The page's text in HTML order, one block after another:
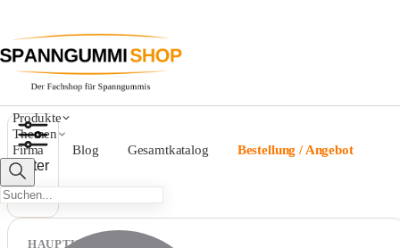
Produkte
Themen
Firma
Blog Gesamtkatalog Bestellung / Angebot
Haken für Seil und
Filter
HAUPTKATEGORIEN